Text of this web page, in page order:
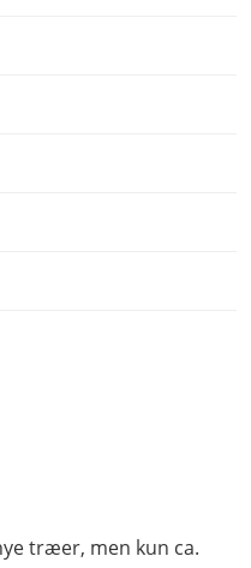
træer, men kun ca.